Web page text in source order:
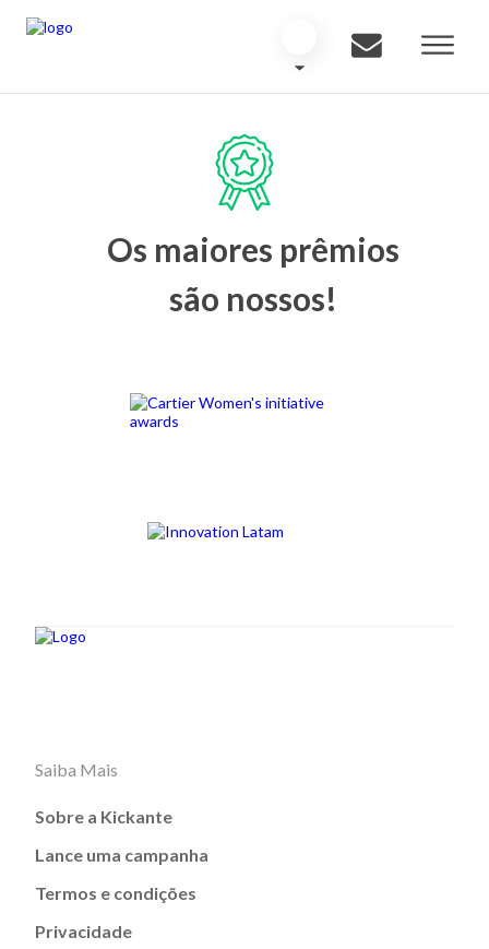
Os maiores prêmios
são nossos!
Saiba Mais
Sobre a Kickante
Lance uma campanha
Termos e condições
Privacidade